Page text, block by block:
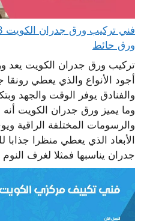
ورق حائط
تركيب ورق جدران الكويت يعد
أجود الأنواع والذي يعطي رونقا
والفنادق يوفر الوقت والجهد
وما يميز ورق جدران الكويت أنه
والرسومات المختلفة الراقية
الأبعاد الذي يعطي منظرا
جدران يناسبها فمثلا لغرف